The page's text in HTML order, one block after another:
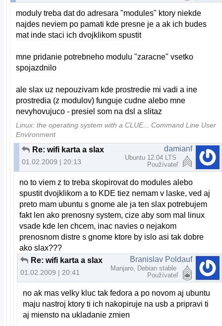
moduly treba dat do adresara "modules" ktory niekde
najdes neviem po pamati kde presne je a ak ich budes
mat inde staci ich dvojklikom spustit
mne pridanie potrebneho modulu "zaracne" vsetko
spojazdnilo
ale slax uz nepouzivam kde prostredie mi vadi a ine
prostredia (z modulov) funguje cudne alebo mne
nevyhovujuco - presiel som na dsl a slitaz
Linux: the operating system with a CLUE... Command Line User
Environment
Re: wifi karta a slax
01.02.2009 | 20:13
damianf
Ubuntu 12.04 LTS
Používateľ
no to viem z to treba skopirovat do modules alebo
spustit dvojklikom a to KDE tiez nemam v laske, ved aj
preto mam ubuntu s gnome ale ja ten slax potrebujem
fakt len ako prenosny system, cize aby som mal linux
vsade kde len chcem, inac navies o nejakom
prenosnom distre s gnome ktore by islo asi tak dobre
ako slax???
Re: wifi karta a slax
01.02.2009 | 20:41
Branislav Poldauf
Manjaro, Debian stable
Používateľ
no ak mas velky kluc tak fedora a po novom aj ubuntu
maju nastroj ktory ti ich nakopiruje na usb a pripravi ti
aj miensto na ukladanie zmien